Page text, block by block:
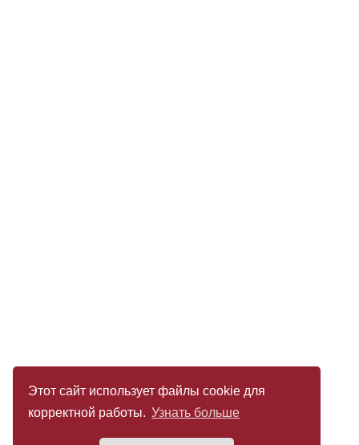
Этот сайт использует файлы cookie для
корректной работы. Узнать больше